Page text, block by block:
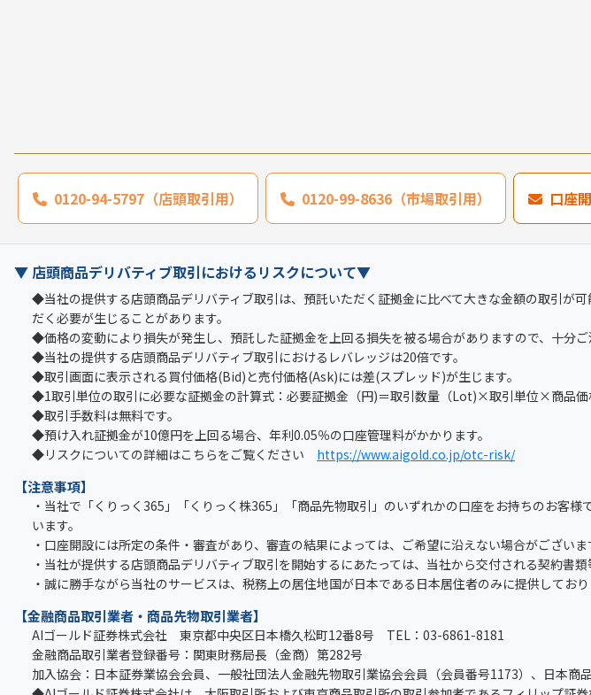
0120-94-5797（店頭取引用） 0120-99-8636（市場取引用） 口座
▼ 店頭商品デリバティブ取引におけるリスクについて▼
◆当社の提供する店頭商品デリバティブ取引は、預託いただく証拠金に比べて大きな金額の取引が
だく必要が生じることがあります。
◆価格の変動により損失が発生し、預託した証拠金を上回る損失を被る場合がありますので、十分ご
◆当社の提供する店頭商品デリバティブ取引におけるレバレッジは20倍です。
◆取引画面に表示される買付価格(Bid)と売付価格(Ask)には差(スプレッド)が生じます。
◆1取引単位の取引に必要な証拠金の計算式：必要証拠金（円)＝取引数量（Lot)×取引単位×商品
◆取引手数料は無料です。
◆預け入れ証拠金が10億円を上回る場合、年利0.05％の口座管理料がかかります。
◆リスクについての詳細はこちらをご覧ください https://www.aigold.co.jp/otc-risk/
【注意事項】
・当社で「くりっく365」「くりっく株365」「商品先物取引」のいずれかの口座をお持ちのお客
います。
・口座開設には所定の条件・審査があり、審査の結果によっては、ご希望に沿えない場合がござい
・当社が提供する店頭商品デリバティブ取引を開始するにあたっては、当社から交付される契約書
・誠に勝手ながら当社のサービスは、税務上の居住地国が日本である日本居住者のみに提供してお
【金融商品取引業者・商品先物取引業者】
AIゴールド証券株式会社 東京都中央区日本橋久松町12番8号 TEL：03-6861-8181
金融商品取引業者登録番号：関東財務局長（金商）第282号
加入協会：日本証券業協会会員、一般社団法人金融先物取引業協会会員（会員番号1173）、日本商